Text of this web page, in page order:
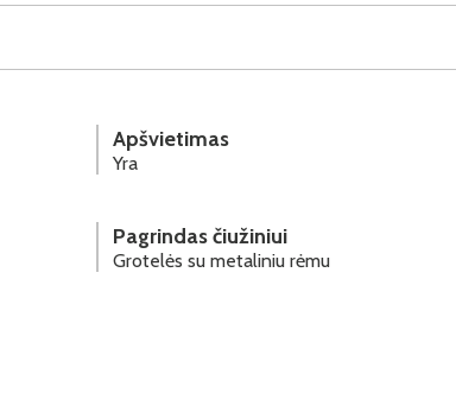
Apšvietimas
Yra
Pagrindas čiužiniui
Grotelės su metaliniu rėmu